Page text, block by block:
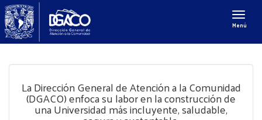
Menú
La Dirección General de Atención a la Comunidad
(DGACO) enfoca su labor en la construcción de
una Universidad más incluyente, saludable,